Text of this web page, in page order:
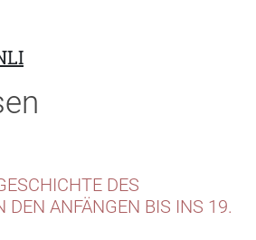
DES
DEN ANFÄNGEN BIS INS 19.